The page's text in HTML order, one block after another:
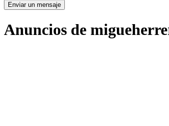
Enviar un mensaje
Anuncios de